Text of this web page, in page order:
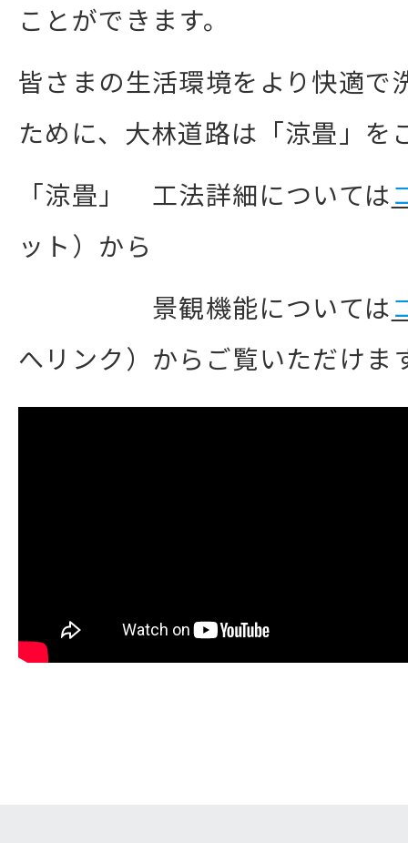
ことができます。
皆さまの生活環境をより快適で
ために、大林道路は「涼畳」を
「涼畳」 工法詳細については
ット）から
景観機能については
へリンク）からご覧いただけま